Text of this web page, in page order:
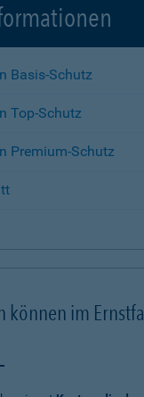
Basis-Schutz
Top-Schutz
Premium-Schutz
können im